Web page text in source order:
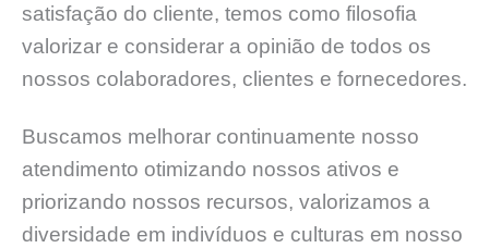
satisfação do cliente, temos como filosofia
valorizar e considerar a opinião de todos os
nossos colaboradores, clientes e fornecedores.
Buscamos melhorar continuamente nosso
atendimento otimizando nossos ativos e
priorizando nossos recursos, valorizamos a
diversidade em indivíduos e culturas em nosso